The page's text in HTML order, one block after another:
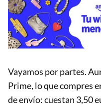
Vayamos por partes.
Prime, lo que compres
de envío: cuestan 3,50